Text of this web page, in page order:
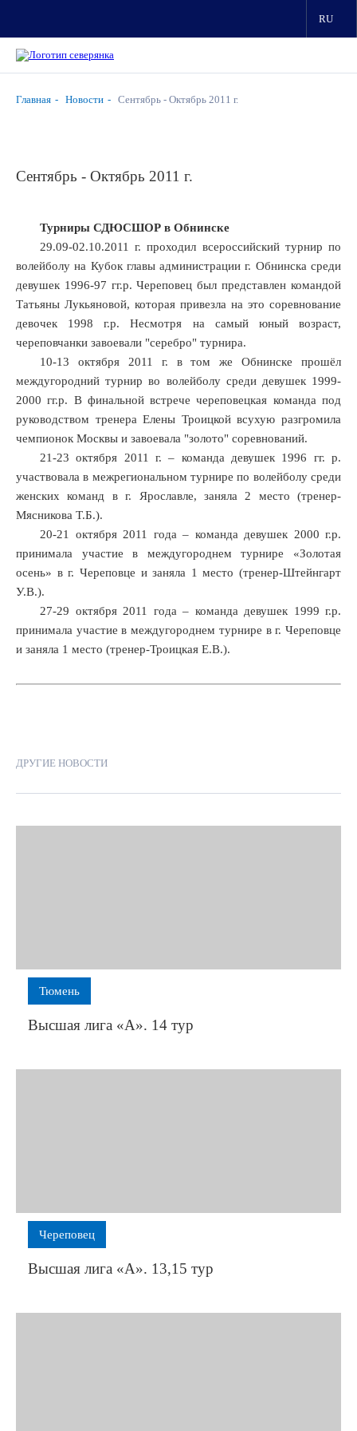
RU
Главная Новости Сентябрь - Октябрь 2011 г.
Сентябрь - Октябрь 2011 г.
Турниры СДЮСШОР в Обнинске
29.09-02.10.2011 г. проходил всероссийский турнир по
волейболу на Кубок главы администрации г. Обнинска среди
девушек 1996-97 гг.р. Череповец был представлен командой
Татьяны Лукьяновой, которая привезла на это соревнование
девочек 1998 г.р. Несмотря на самый юный возраст,
череповчанки завоевали "серебро" турнира.
10-13 октября 2011 г. в том же Обнинске прошёл
междугородний турнир во волейболу среди девушек 1999-
2000 гг.р. В финальной встрече череповецкая команда под
руководством тренера Елены Троицкой всухую разгромила
чемпионок Москвы и завоевала "золото" соревнований.
21-23 октября 2011 г. – команда девушек 1996 гг. р.
участвовала в межрегиональном турнире по волейболу среди
женских команд в г. Ярославле, заняла 2 место (тренер-
Мясникова Т.Б.).
20-21 октября 2011 года – команда девушек 2000 г.р.
принимала участие в междугороднем турнире «Золотая
осень» в г. Череповце и заняла 1 место (тренер-Штейнгарт
У.В.).
27-29 октября 2011 года – команда девушек 1999 г.р.
принимала участие в междугороднем турнире в г. Череповце
и заняла 1 место (тренер-Троицкая Е.В.).
ДРУГИЕ НОВОСТИ
Тюмень
Высшая лига «А». 14 тур
Череповец
Высшая лига «А». 13,15 тур